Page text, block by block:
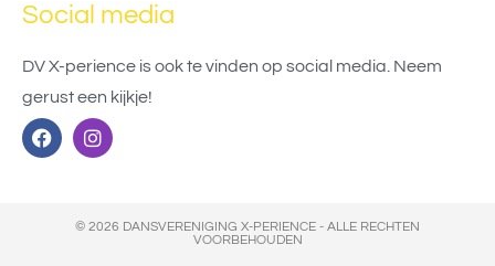
Social media
DV X-perience is ook te vinden op social media. Neem
gerust een kijkje!
© 2026 DANSVERENIGING X-PERIENCE - ALLE RECHTEN
VOORBEHOUDEN